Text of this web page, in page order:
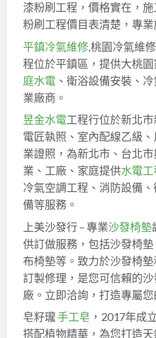
漆粉刷工程，價格實在，
粉刷工程價目表清楚，專業
平鎮冷氣維修,桃園冷氣維修
程位於平鎮區，提供大桃園
庭水電、衛浴設備安裝、
業廠商。
昱金水電工程行位於新北
電匠執照、室內配線乙級
業證照，為新北市、台北
業、工廠、家庭提供水電工
冷氣空調工程、消防設備
備等服務。
上美沙發行 – 專業沙發椅墊
供訂做服務，包括沙發椅
布椅墊等。致力於沙發椅墊
訂製修理，是您可信賴的
廠。立即洽詢，打造專屬您
皂籽瓏手工皂 ，2017年成
搭配植物精華，為您打造